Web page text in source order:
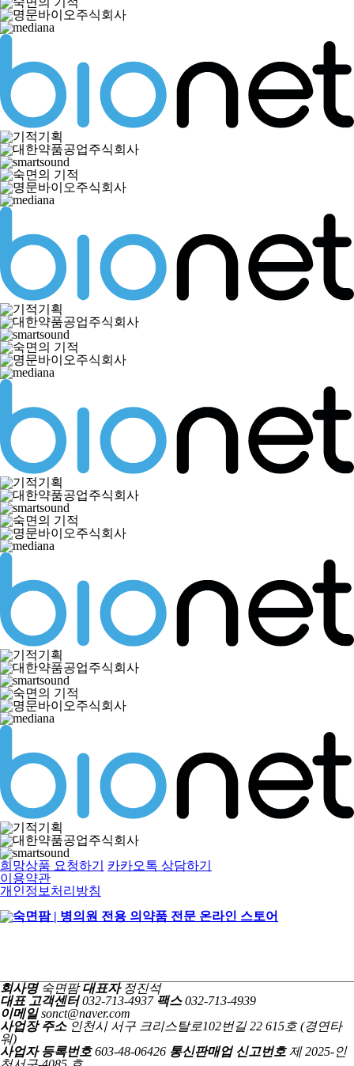
희망상품 요청하기
카카오톡 상담하기
이용약관
개인정보처리방침
회사명숙면팜 대표자 정진석
대표 고객센터032-713-4937 팩스032-713-4939
이메일sonct@naver.com
사업장 주소 인천시 서구 크리스탈로102번길 22 615호 (경연타
워)
사업자 등록번호603-48-06426 통신판매업 신고번호제 2025-인